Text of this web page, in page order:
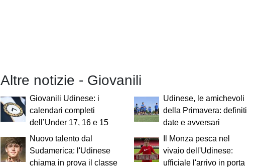
Altre notizie - Giovanili
Giovanili Udinese: i
calendari completi
dell’Under 17, 16 e 15
Udinese, le amichevoli
della Primavera: definiti
date e avversari
Nuovo talento dal
Sudamerica: l'Udinese
chiama in prova il classe
Il Monza pesca nel
vivaio dell'Udinese:
ufficiale l'arrivo in porta